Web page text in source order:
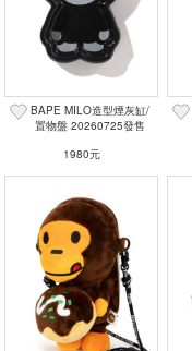
BAPE MILO造型煙灰缸/
置物盤 20260725發售
1980元